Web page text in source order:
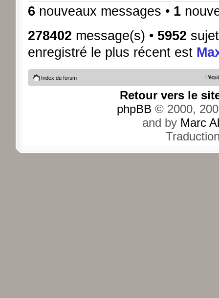
6 nouveaux messages • 1
278402 message(s) • 5952
enregistré le plus récent est
Index du forum
Retour vers le
phpBB © 2000,
and by Marc